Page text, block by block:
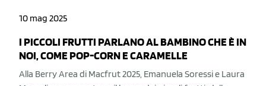
10 mag 2025
I PICCOLI FRUTTI PARLANO AL BAMBINO CHE È IN
NOI, COME POP-CORN E CARAMELLE
Alla Berry Area di Macfrut 2025, Emanuela Soressi e Laura